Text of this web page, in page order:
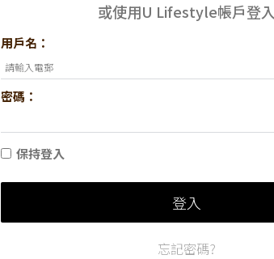
或使用U Lifestyle帳戶登入
用戶名：
密碼：
保持登入
登入
忘記密碼?